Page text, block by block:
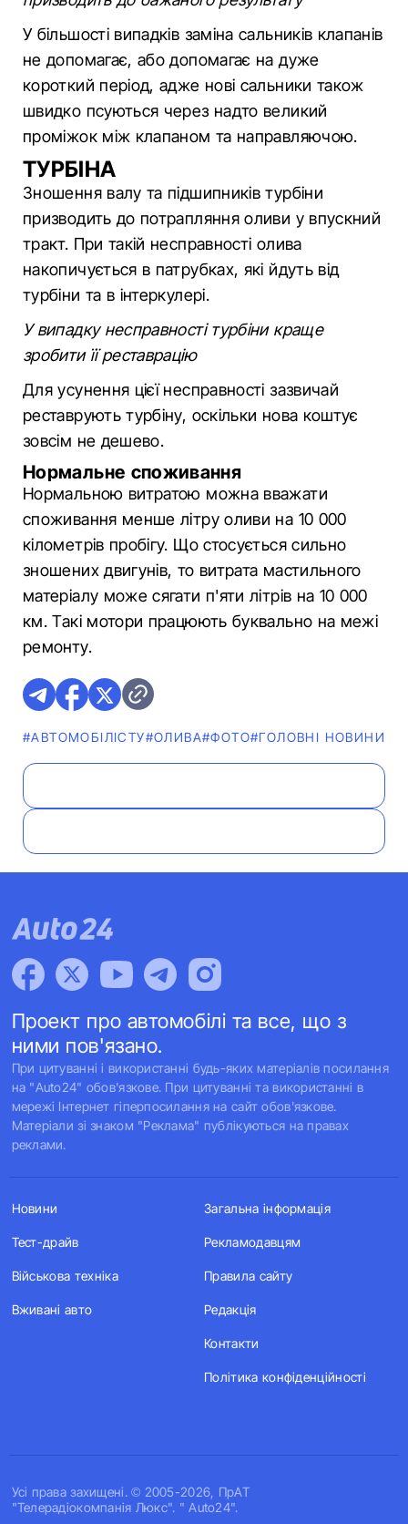
У більшості випадків заміна сальників клапанів
не допомагає, або допомагає на дуже
короткий період, адже нові сальники також
швидко псуються через надто великий
проміжок між клапаном та направляючою.
ТУРБІНА
Зношення валу та підшипників турбіни
призводить до потрапляння оливи у впускний
тракт. При такій несправності олива
накопичується в патрубках, які йдуть від
турбіни та в інтеркулері.
У випадку несправності турбіни краще
зробити її реставрацію
Для усунення цієї несправності зазвичай
реставрують турбіну, оскільки нова коштує
зовсім не дешево.
Нормальне споживання
Нормальною витратою можна вважати
споживання менше літру оливи на 10 000
кілометрів пробігу. Що стосується сильно
зношених двигунів, то витрата мастильного
матеріалу може сягати п'яти літрів на 10 000
км. Такі мотори працюють буквально на межі
ремонту.
#АВТОМОБІЛІСТУ#ОЛИВА#ФОТО#ГОЛОВНІ НОВИНИ
Проект про автомобілі та все, що з
ними пов'язано.
При цитуванні і використанні будь-яких матеріалів посилання
на "Auto24" обов'язкове. При цитуванні та використанні в
мережі Інтернет гіперпосилання на сайт обов'язкове.
Матеріали зі знаком "Реклама" публікуються на правах
реклами.
Усi права захищенi. © 2005-2026, ПрАТ
"Телерадіокомпанія Люкс". " Auto24".
Новини
Тест-драйв
Військова техніка
Вживані авто
Загальна інформація
Рекламодавцям
Правила сайту
Редакція
Контакти
Політика конфіденційності